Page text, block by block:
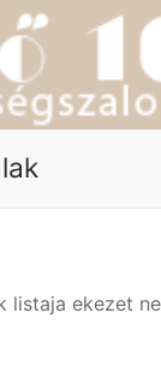
listaja ekezet